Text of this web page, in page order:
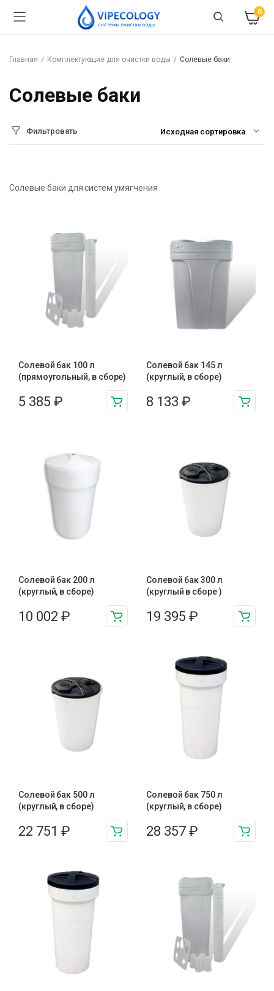
0
Главная Комплектующие для очистки воды Солевые баки
Солевые баки
Фильтровать
Солевые баки для систем умягчения
Солевой бак 100 л
(прямоугольный, в сборе)
5 385 ₽
Солевой бак 145 л
(круглый, в сборе)
8 133 ₽
Солевой бак 200 л
(круглый, в сборе)
10 002 ₽
Солевой бак 300 л
(круглый в сборе )
19 395 ₽
Солевой бак 500 л
(круглый, в сборе)
22 751 ₽
Солевой бак 750 л
(круглый, в сборе)
28 357 ₽